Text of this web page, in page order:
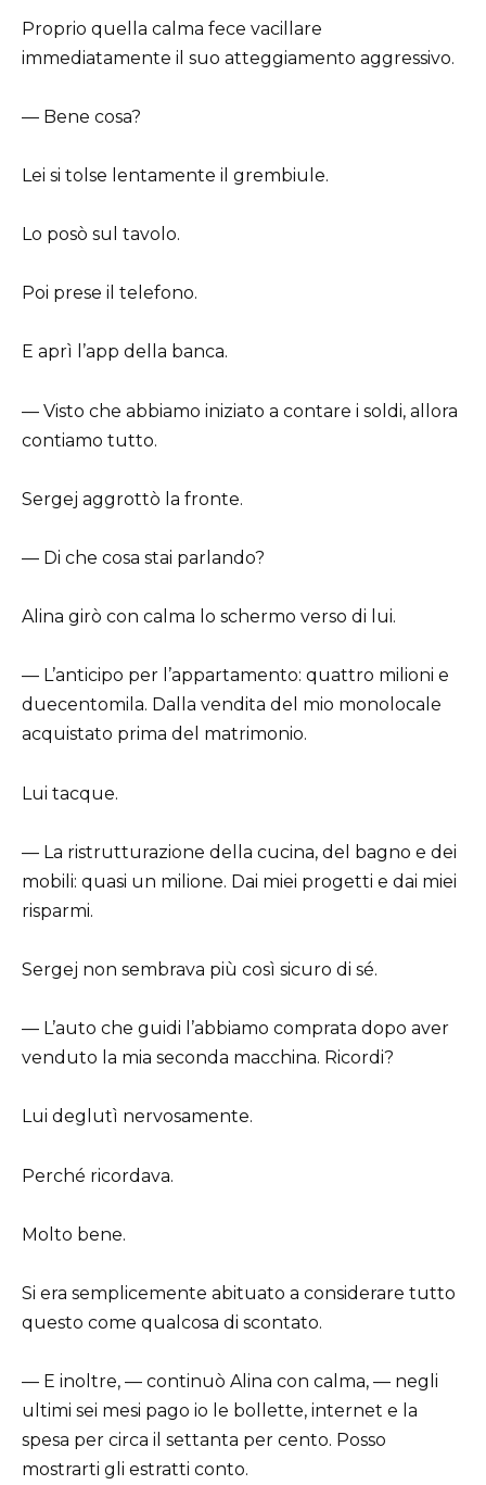
Proprio quella calma fece vacillare
immediatamente il suo atteggiamento aggressivo.
— Bene cosa?
Lei si tolse lentamente il grembiule.
Lo posò sul tavolo.
Poi prese il telefono.
E aprì l’app della banca.
— Visto che abbiamo iniziato a contare i soldi, allora
contiamo tutto.
Sergej aggrottò la fronte.
— Di che cosa stai parlando?
Alina girò con calma lo schermo verso di lui.
— L’anticipo per l’appartamento: quattro milioni e
duecentomila. Dalla vendita del mio monolocale
acquistato prima del matrimonio.
Lui tacque.
— La ristrutturazione della cucina, del bagno e dei
mobili: quasi un milione. Dai miei progetti e dai miei
risparmi.
Sergej non sembrava più così sicuro di sé.
— L’auto che guidi l’abbiamo comprata dopo aver
venduto la mia seconda macchina. Ricordi?
Lui deglutì nervosamente.
Perché ricordava.
Molto bene.
Si era semplicemente abituato a considerare tutto
questo come qualcosa di scontato.
— E inoltre, — continuò Alina con calma, — negli
ultimi sei mesi pago io le bollette, internet e la
spesa per circa il settanta per cento. Posso
mostrarti gli estratti conto.